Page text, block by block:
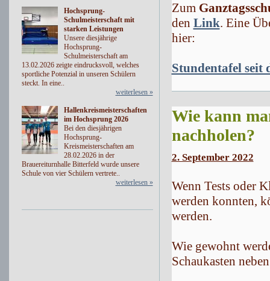
Hochsprung-
Schulmeisterschaft mit
starken Leistungen
Unsere diesjährige
Hochsprung-
Schulmeisterschaft am
13.02.2026 zeigte eindrucksvoll, welches
sportliche Potenzial in unseren Schülern
steckt. In eine..
weiterlesen »
Hallenkreismeisterschaften
im Hochsprung 2026
Bei den diesjährigen
Hochsprung-
Kreismeisterschaften am
28.02.2026 in der
Brauereiturnhalle Bitterfeld wurde unsere
Schule von vier Schülern vertrete..
weiterlesen »
Zum
den Link. Eine
hier:
Stundentafel seit
Wie kann
nachholen?
2. September 2022
Wenn Tests oder
werden konnten,
werden.
Wie gewohnt
Schaukasten